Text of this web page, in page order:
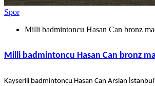
Spor
Milli badmintoncu Hasan Can bronz
Milli badmintoncu Hasan Can bronz
Kayserili badmintoncu Hasan Can Arslan